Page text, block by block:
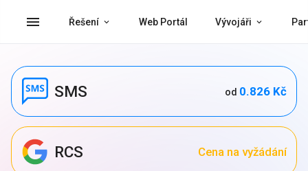
menu Řešení Web Portál Vývojáři
SMS od 0.826 Kč
RCS Cena na vyžádání